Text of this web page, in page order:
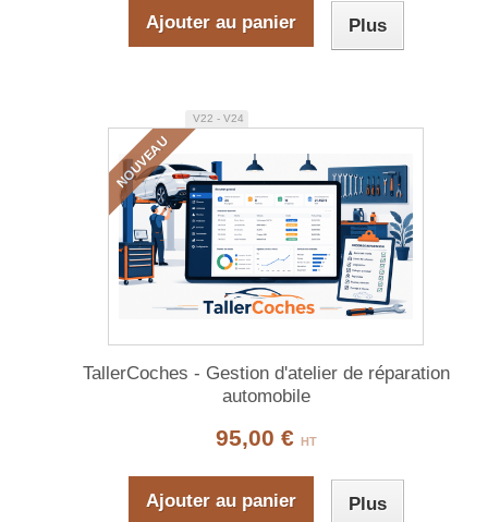
Ajouter au panier Plus
NOUVEAU
V22 - V24
TallerCoches - Gestion d'atelier de réparation
automobile
95,00 € HT
Ajouter au panier Plus